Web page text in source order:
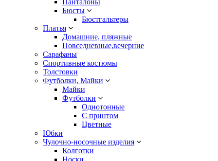
Панталоны
Бюсты
Бюстгальтеры
Платья
Домашние, пляжные
Повседневные,вечерние
Сарафаны
Спортивные костюмы
Толстовки
Футболки, Майки
Майки
Футболки
Однотонные
С принтом
Цветные
Юбки
Чулочно-носочные изделия
Колготки
Носки